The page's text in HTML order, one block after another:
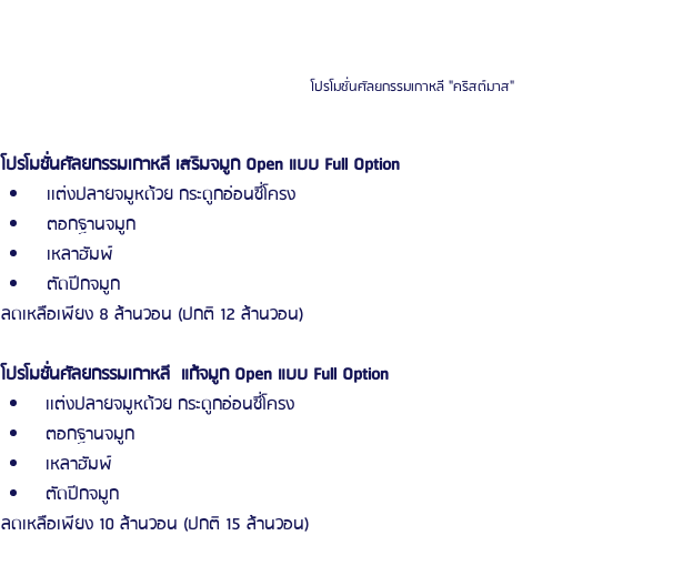
โปรโมชั่นศัลยกรรมเกาหลี "คริสต์มาส"
โปรโมชั่นศัลยกรรมเกาหลี เสริมจมูก Open แบบ Full Option
เเต่งปลายจมูหด้วย กระดูกอ่อนซี่โครง
ตอกฐานจมูก
เหลาฮัมพ์
ตัดปีกจมูก
ลดเหลือเพียง 8 ล้านวอน (ปกติ 12 ล้านวอน)
โปรโมชั่นศัลยกรรมเกาหลี  แก้จมูก Open แบบ Full Option
เเต่งปลายจมูหด้วย กระดูกอ่อนซี่โครง
ตอกฐานจมูก
เหลาฮัมพ์
ตัดปีกจมูก
ลดเหลือเพียง 10 ล้านวอน (ปกติ 15 ล้านวอน)